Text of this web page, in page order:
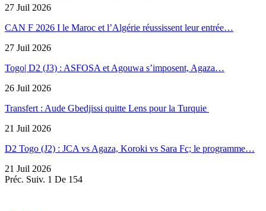
27 Juil 2026
CAN F 2026 I le Maroc et l’Algérie réussissent leur entrée…
27 Juil 2026
Togo| D2 (J3) : ASFOSA et Agouwa s’imposent, Agaza…
26 Juil 2026
Transfert : Aude Gbedjissi quitte Lens pour la Turquie
21 Juil 2026
D2 Togo (J2) : JCA vs Agaza, Koroki vs Sara Fc; le programme…
21 Juil 2026
Préc. Suiv. 1 De 154